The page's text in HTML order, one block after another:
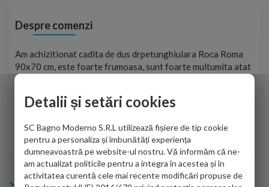
Despre comenzi
Am achizitionat cadita de dus drpetunghiulara Roca Roma
90x70 cm, este foarte frumoasa, sunt foarte multumita atat
de personalul firmei dvs. cu care am colaborat in obtinerea
adus coletul in siguranta.Numai bine, va doresc!
Sofrone Viviana -28.07.2026
Info Bagno
Detalii și setări cookies
SC Bagno Moderno S.R.L utilizează fișiere de tip cookie
pentru a personaliza și îmbunătăți experiența
dumneavoastră pe website-ul nostru. Vă informăm că ne-
am actualizat politicile pentru a integra în acestea și în
activitatea curentă cele mai recente modificări propuse de